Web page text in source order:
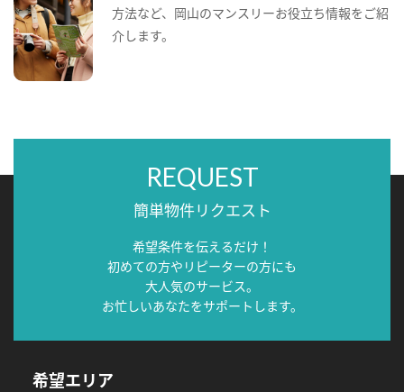
方法など、岡山のマンスリーお役立ち情報をご紹
介します。
REQUEST
簡単物件リクエスト
希望条件を伝えるだけ！
初めての方やリピーターの方にも
大人気のサービス。
お忙しいあなたをサポートします。
希望エリア